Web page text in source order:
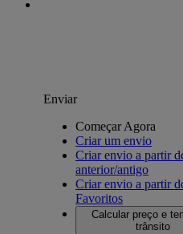
Enviar
Começar Agora
Criar um envio
Criar envio a partir
anterior/antigo
Criar envio a partir
Favoritos
Calcular preço e
trânsito